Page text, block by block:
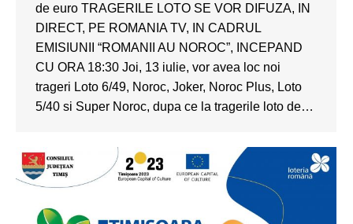
de euro TRAGERILE LOTO SE VOR DIFUZA, IN
DIRECT, PE ROMANIA TV, IN CADRUL
EMISIUNII “ROMANII AU NOROC”, INCEPAND
CU ORA 18:30 Joi, 13 iulie, vor avea loc noi
trageri Loto 6/49, Noroc, Joker, Noroc Plus, Loto
5/40 si Super Noroc, dupa ce la tragerile loto de…